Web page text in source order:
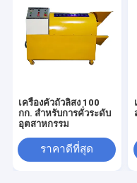
เครื่องคั่วถั่วลิสง 100
กก. สำหรับการคั่วระดับ
อุตสาหกรรม
ราคาดีที่สุด